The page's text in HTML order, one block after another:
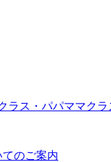
ラス・パパママク
てのご案内